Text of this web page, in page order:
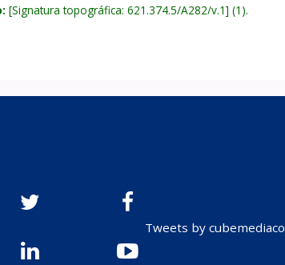
Signatura topográfica:621.374.5/A282/v.1 (1).
Tweets by cubemediaco